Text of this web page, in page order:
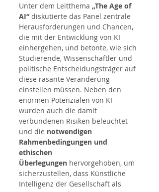
Unter dem Leitthema „The Age of
AI“ diskutierte das Panel zentrale
Herausforderungen und Chancen,
die mit der Entwicklung von KI
einhergehen, und betonte, wie sich
Studierende, Wissenschaftler und
politische Entscheidungsträger auf
diese rasante Veränderung
einstellen müssen. Neben den
enormen Potenzialen von KI
wurden auch die damit
verbundenen Risiken beleuchtet
und die notwendigen
Rahmenbedingungen und
ethischen
Überlegungen hervorgehoben, um
sicherzustellen, dass Künstliche
Intelligenz der Gesellschaft als